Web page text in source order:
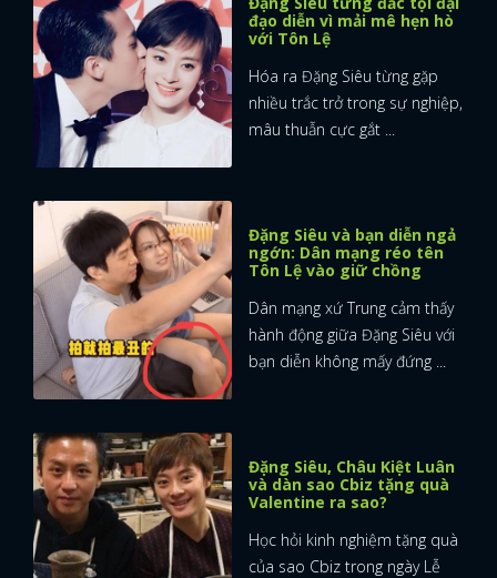
đạo diễn vì mải mê hẹn hò
với Tôn Lệ
Hóa ra Đặng Siêu từng gặp
nhiều trắc trở trong sự nghiệp,
mâu thuẫn cực gắt ...
Đặng Siêu và bạn diễn ngả
ngớn: Dân mạng réo tên
Tôn Lệ vào giữ chồng
Dân mạng xứ Trung cảm thấy
hành động giữa Đặng Siêu với
bạn diễn không mấy đứng ...
Đặng Siêu, Châu Kiệt Luân
và dàn sao Cbiz tặng quà
Valentine ra sao?
Học hỏi kinh nghiệm tặng quà
của sao Cbiz trong ngày Lễ